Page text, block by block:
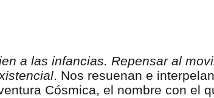
a las infancias. Repensar al
. Nos resuenan e
Cósmica, el nombre con el